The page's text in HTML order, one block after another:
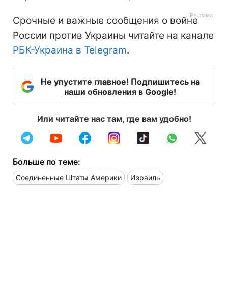
Срочные и важные сообщения о войне
России против Украины читайте на канале
РБК-Украина в Telegram.
Не упустите главное! Подпишитесь на
наши обновления в Google!
Или читайте нас там, где вам удобно!
Больше по теме:
Соединенные Штаты Америки Израиль